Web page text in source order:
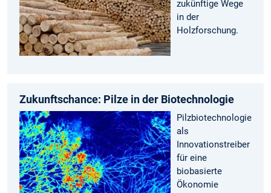
zukünftige Wege
in der
Holzforschung.
Zukunftschance: Pilze in der Biotechnologie
Pilzbiotechnologie
als
Innovationstreiber
für eine
biobasierte
Ökonomie